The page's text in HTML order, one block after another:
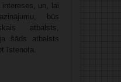
intereses, un, lai
būs
atbalsts,
šāds atbalsts
īstenota.